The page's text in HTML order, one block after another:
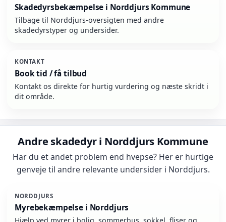
Skadedyrsbekæmpelse i Norddjurs Kommune
Tilbage til Norddjurs-oversigten med andre
skadedyrstyper og undersider.
KONTAKT
Book tid / få tilbud
Kontakt os direkte for hurtig vurdering og næste skridt i
dit område.
Andre skadedyr i Norddjurs Kommune
Har du et andet problem end hvepse? Her er hurtige
genveje til andre relevante undersider i Norddjurs.
NORDDJURS
Myrebekæmpelse i Norddjurs